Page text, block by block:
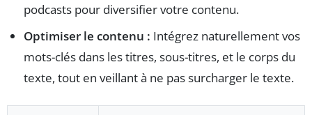
podcasts pour diversifier votre contenu.
Optimiser le contenu : Intégrez naturellement vos
mots-clés dans les titres, sous-titres, et le corps du
texte, tout en veillant à ne pas surcharger le texte.